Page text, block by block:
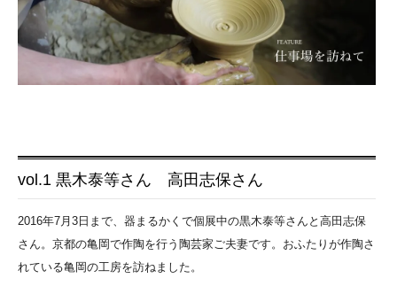
vol.1 黒木泰等さん 高田志保さん
2016年7月3日まで、器まるかくで個展中の黒木泰等さんと高田志保
さん。京都の亀岡で作陶を行う陶芸家ご夫妻です。おふたりが作陶さ
れている亀岡の工房を訪ねました。